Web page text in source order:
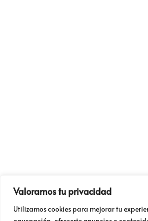
Valoramos tu privacidad
Utilizamos cookies para mejorar tu